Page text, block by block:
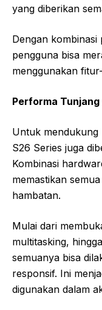
yang diberikan
Dengan kombinasi
pengguna bisa
menggunakan
Performa
Untuk mendukung
S26 Series juga
Kombinasi
memastikan
hambatan.
Mulai dari
multitasking,
semuanya bisa
responsif. Ini
digunakan dalam